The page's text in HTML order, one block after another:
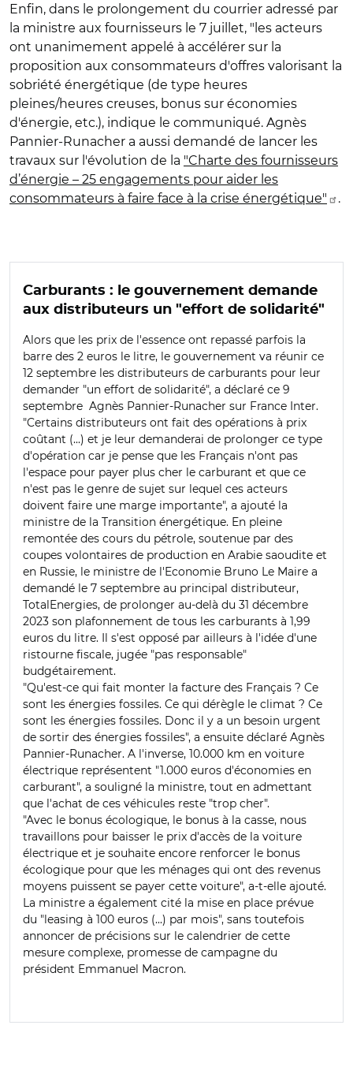
Enfin, dans le prolongement du courrier adressé par
la ministre aux fournisseurs le 7 juillet, "les acteurs
ont unanimement appelé à accélérer sur la
proposition aux consommateurs d'offres valorisant la
sobriété énergétique (de type heures
pleines/heures creuses, bonus sur économies
d'énergie, etc.), indique le communiqué. Agnès
Pannier-Runacher a aussi demandé de lancer les
travaux sur l'évolution de la "Charte des fournisseurs
d’énergie – 25 engagements pour aider les
consommateurs à faire face à la crise énergétique"
.
Carburants : le gouvernement demande
aux distributeurs un "effort de solidarité"
Alors que les prix de l'essence ont repassé parfois la
barre des 2 euros le litre, le gouvernement va réunir ce
12 septembre les distributeurs de carburants pour leur
demander "un effort de solidarité", a déclaré ce 9
septembre Agnès Pannier-Runacher sur France Inter.
"Certains distributeurs ont fait des opérations à prix
coûtant (...) et je leur demanderai de prolonger ce type
d'opération car je pense que les Français n'ont pas
l'espace pour payer plus cher le carburant et que ce
n'est pas le genre de sujet sur lequel ces acteurs
doivent faire une marge importante", a ajouté la
ministre de la Transition énergétique. En pleine
remontée des cours du pétrole, soutenue par des
coupes volontaires de production en Arabie saoudite et
en Russie, le ministre de l'Economie Bruno Le Maire a
demandé le 7 septembre au principal distributeur,
TotalEnergies, de prolonger au-delà du 31 décembre
2023 son plafonnement de tous les carburants à 1,99
euros du litre. Il s'est opposé par ailleurs à l'idée d'une
ristourne fiscale, jugée "pas responsable"
budgétairement.
"Qu'est-ce qui fait monter la facture des Français ? Ce
sont les énergies fossiles. Ce qui dérègle le climat ? Ce
sont les énergies fossiles. Donc il y a un besoin urgent
de sortir des énergies fossiles", a ensuite déclaré Agnès
Pannier-Runacher. A l'inverse, 10.000 km en voiture
électrique représentent "1.000 euros d'économies en
carburant", a souligné la ministre, tout en admettant
que l'achat de ces véhicules reste "trop cher".
"Avec le bonus écologique, le bonus à la casse, nous
travaillons pour baisser le prix d'accès de la voiture
électrique et je souhaite encore renforcer le bonus
écologique pour que les ménages qui ont des revenus
moyens puissent se payer cette voiture", a-t-elle ajouté.
La ministre a également cité la mise en place prévue
du "leasing à 100 euros (...) par mois", sans toutefois
annoncer de précisions sur le calendrier de cette
mesure complexe, promesse de campagne du
président Emmanuel Macron.